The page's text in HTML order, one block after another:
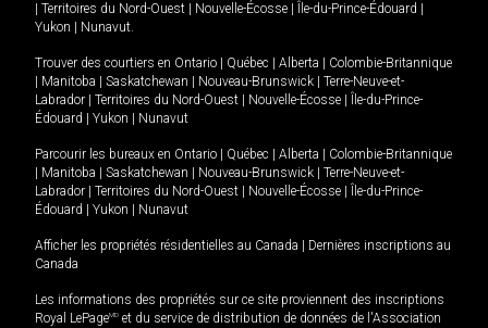
Territoires du Nord-Ouest Nouvelle-Écosse Île-du-Prince-Édouard
Yukon
Nunavut.
Trouver des courtiers en Ontario Québec Alberta
Colombie-Britannique
Manitoba Saskatchewan Nouveau-Brunswick
Terre-Neuve-et-
Labrador
Territoires du Nord-Ouest Nouvelle-Écosse
Île-du-Prince-
Édouard
Yukon Nunavut
Parcourir les bureaux en Ontario Québec Alberta
Colombie-Britannique
Manitoba Saskatchewan Nouveau-Brunswick
Terre-Neuve-et-
Labrador
Territoires du Nord-Ouest Nouvelle-Écosse
Île-du-Prince-
Édouard
Yukon Nunavut
Afficher les propriétés résidentielles au Canada
Dernières inscriptions au
Canada
Les informations des propriétés sur ce site proviennent des inscriptions
Royal LePageMD et du service de distribution de données de l'Association